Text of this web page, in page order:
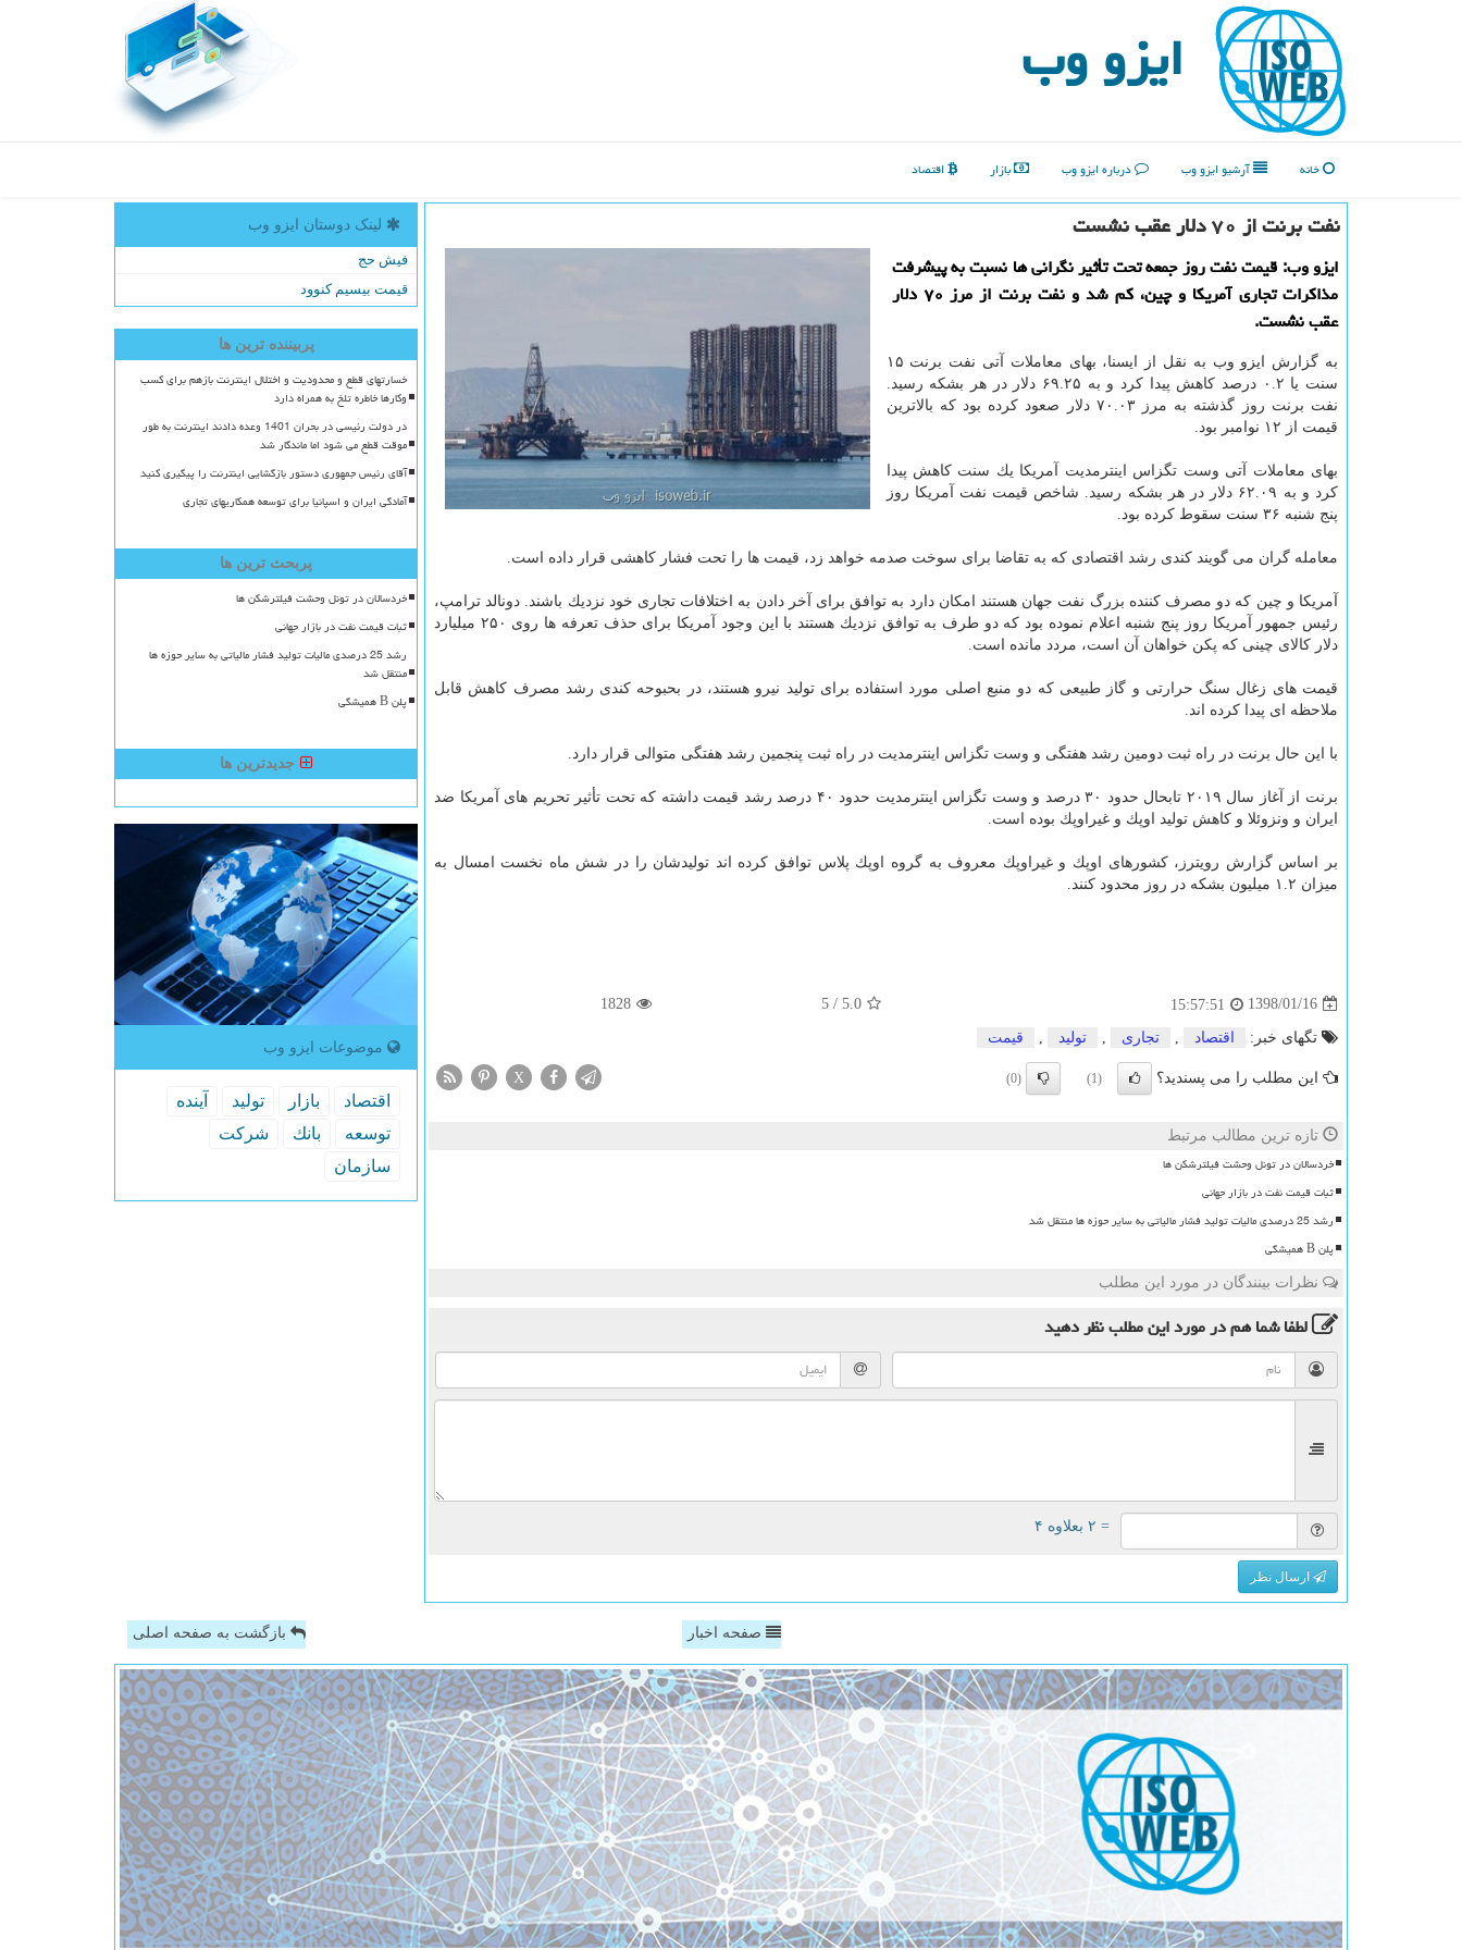
ایزو وب
خانه آرشیو ایزو وب درباره ایزو وب بازار اقتصاد
نفت برنت از ۷۰ دلار عقب نشست
ایزو وب: قیمت نفت روز جمعه تحت تأثیر نگرانی ها نسبت به پیشرفت
مذاكرات تجاری آمریكا و چین، كم شد و نفت برنت از مرز ۷۰ دلار
عقب نشست.
به گزارش ایزو وب به نقل از ایسنا، بهای معاملات آتی نفت برنت ۱۵
سنت یا ۰.۲ درصد كاهش پیدا كرد و به ۶۹.۲۵ دلار در هر بشكه رسید.
نفت برنت روز گذشته به مرز ۷۰.۰۳ دلار صعود كرده بود كه بالاترین
قیمت از ۱۲ نوامبر بود.
بهای معاملات آتی وست تگزاس اینترمدیت آمریكا یك سنت كاهش پیدا
كرد و به ۶۲.۰۹ دلار در هر بشكه رسید. شاخص قیمت نفت آمریكا روز
پنج شنبه ۳۶ سنت سقوط كرده بود.
معامله گران می گویند كندی رشد اقتصادی كه به تقاضا برای سوخت صدمه خواهد زد، قیمت ها را تحت فشار كاهشی قرار داده است.
آمریكا و چین كه دو مصرف كننده بزرگ نفت جهان هستند امكان دارد به توافق برای آخر دادن به اختلافات تجاری خود نزدیك باشند. دونالد ترامپ،
رئیس جمهور آمریكا روز پنج شنبه اعلام نموده بود كه دو طرف به توافق نزدیك هستند با این وجود آمریكا برای حذف تعرفه ها روی ۲۵۰ میلیارد
دلار كالای چینی كه پكن خواهان آن است، مردد مانده است.
قیمت های زغال سنگ حرارتی و گاز طبیعی كه دو منبع اصلی مورد استفاده برای تولید نیرو هستند، در بحبوحه كندی رشد مصرف كاهش قابل
ملاحظه ای پیدا كرده اند.
با این حال برنت در راه ثبت دومین رشد هفتگی و وست تگزاس اینترمدیت در راه ثبت پنجمین رشد هفتگی متوالی قرار دارد.
برنت از آغاز سال ۲۰۱۹ تابحال حدود ۳۰ درصد و وست تگزاس اینترمدیت حدود ۴۰ درصد رشد قیمت داشته كه تحت تأثیر تحریم های آمریكا ضد
ایران و ونزوئلا و كاهش تولید اوپك و غیراوپك بوده است.
بر اساس گزارش رویترز، كشورهای اوپك و غیراوپك معروف به گروه اوپك پلاس توافق كرده اند تولیدشان را در شش ماه نخست امسال به
میزان ۱.۲ میلیون بشكه در روز محدود كنند.
1398/01/16
15:57:51
5.0
/
5
1828
تگهای خبر: اقتصاد تجاری تولید قیمت
این مطلب را می پسندید؟ (1)
(0)
X
تازه ترین مطالب مرتبط
خردسالان در تونل وحشت فیلترشکن ها
ثبات قیمت نفت در بازار جهانی
رشد 25 درصدی مالیات تولید فشار مالیاتی به سایر حوزه ها منتقل شد
پلن B همیشگی
نظرات بینندگان در مورد این مطلب
لطفا شما همدر مورد این مطلبنظر دهید
= ۲ بعلاوه ۴
ارسال نظر
لینک دوستان ایزو وب
فیش حج
قیمت بیسیم کنوود
پربیننده ترین ها
خسارتهای قطع و محدودیت و اختلال اینترنت بازهم برای کسب
وکارها خاطره تلخ به همراه دارد
در دولت رئیسی در بحران 1401 وعده دادند اینترنت به طور
موقت قطع می شود اما ماندگار شد
آقای رئیس جمهوری دستور بازگشایی اینترنت را پیگیری کنید
آمادگی ایران و اسپانیا برای توسعه همکاریهای تجاری
پربحث ترین ها
خردسالان در تونل وحشت فیلترشکن ها
ثبات قیمت نفت در بازار جهانی
رشد 25 درصدی مالیات تولید فشار مالیاتی به سایر حوزه ها
منتقل شد
پلن B همیشگی
جدیدترین ها
موضوعات ایزو وب
اقتصاد بازار تولید
آینده
توسعه
بانك
شركت
سازمان
صفحه اخبار بازگشت به صفحه اصلی